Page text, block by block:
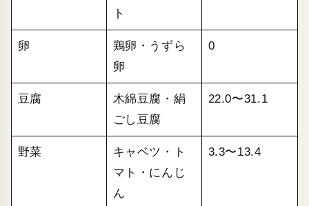
ト
卵
鶏卵・うずら
卵
0
豆腐
木綿豆腐・絹
ごし豆腐
22.0〜31.1
野菜
キャベツ・ト
マト・にんじ
ん
3.3〜13.4